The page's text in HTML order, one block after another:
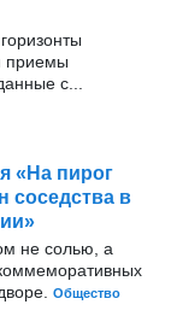
приемы
с...
«На пирог
соседства в
не солью, а
Общество